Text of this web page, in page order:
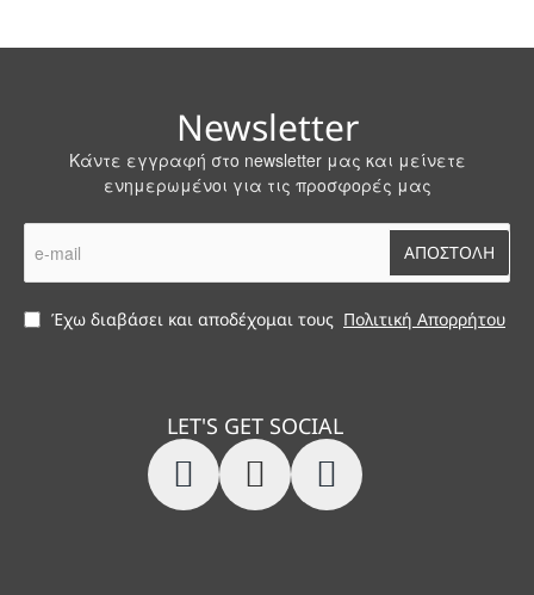
Newsletter
Κάντε εγγραφή στο newsletter μας και μείνετε
ενημερωμένοι για τις προσφορές μας
mail
ΑΠΟΣΤΟΛΗ
Έχω διαβάσει και αποδέχομαι τους Πολιτική Απορρήτου
LET'S GET SOCIAL